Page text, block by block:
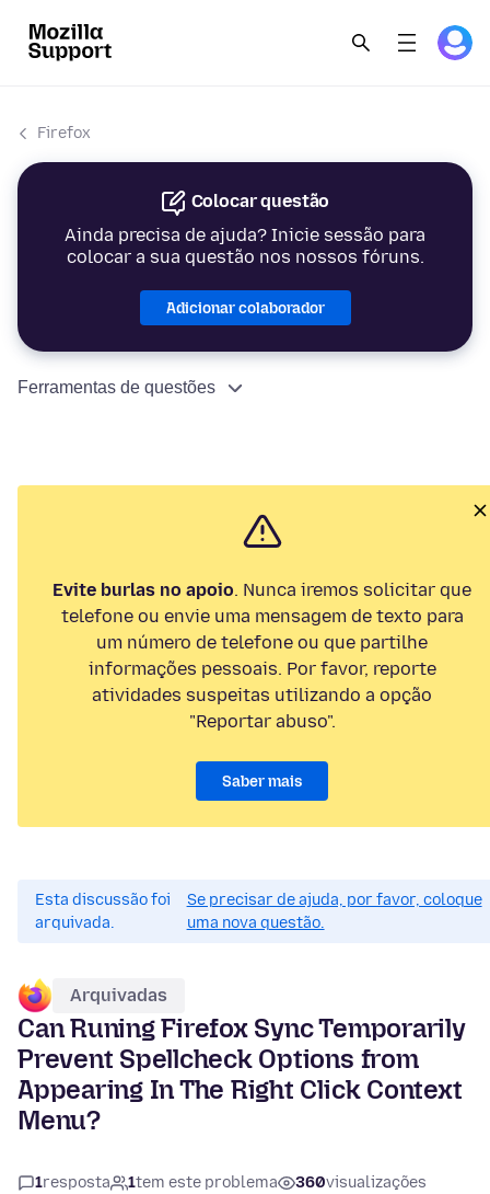
Firefox
Colocar questão
Ainda precisa de ajuda? Inicie sessão para
colocar a sua questão nos nossos fóruns.
Adicionar colaborador
Ferramentas de questões
Evite burlas no apoio. Nunca iremos solicitar que
telefone ou envie uma mensagem de texto para
um número de telefone ou que partilhe
informações pessoais. Por favor, reporte
atividades suspeitas utilizando a opção
"Reportar abuso".
Saber mais
Esta discussão foi
arquivada.
Se precisar de ajuda, por favor, coloque
uma nova questão.
Arquivadas
Can Runing Firefox Sync Temporarily
Prevent Spellcheck Options from
Appearing In The Right Click Context
Menu?
1resposta 1tem este problema 360visualizações